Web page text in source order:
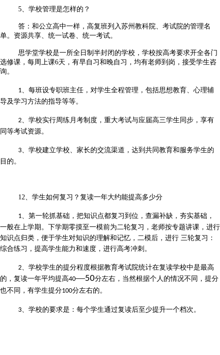
5、学校管理是怎样的？
答：和公立高中一样，高复班列入苏州教科院、考试院的管理名
单。资源共享、统一试卷、统一考试。
思学堂学校是一所全日制半封闭的学校，学校按高考要求开全各门
选修课，每周上课6天，有早自习和晚自习，均有老师到岗，接受学生咨
询。
1 、每班设专职班主任，对学生全程管理，包括思想教育、心理辅
导及学习方法的指导等等。
2 、学校实行周练月考制度，重大考试与应届高三学生同步，享有
同等考试资源。
3 、学校建立学校、家长的交流渠道，达到共同教育和服务学生的
目的。
12、学生如何复习？复读一年大约能提高多少分
1 、第一轮抓基础，把知识点都复习到位，查漏补缺，夯实基础，
一般在上学期。下学期零摸至一模前为二轮复习，老师按专题讲课，进行
知识点归类，便于学生对知识的理解和记忆，二模后，进行 三轮复习：
综合练习，提高学生能力和速度，进行高考冲刺。
2 学校学生的提分程度根据教育考试院统计在复读学校中是最高
的，复读一年平均提高40—50分左右，当然根据个人的情况不同，提分
也不同，有学生提分100分左右的。
3 、学校的要求是：每个学生通过复读后至少提升一个档次。